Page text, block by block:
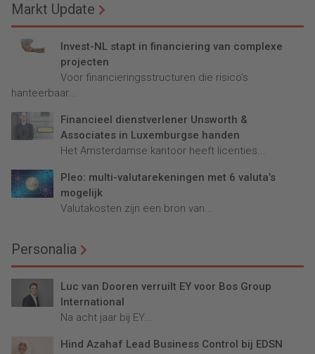
Markt Update
Invest-NL stapt in financiering van complexe
projecten
Voor financieringsstructuren die risico’s
hanteerbaar...
Financieel dienstverlener Unsworth &
Associates in Luxemburgse handen
Het Amsterdamse kantoor heeft licenties...
Pleo: multi-valutarekeningen met 6 valuta’s
mogelijk
Valutakosten zijn een bron van...
Personalia
Luc van Dooren verruilt EY voor Bos Group
International
Na acht jaar bij EY...
Hind Azahaf Lead Business Control bij EDSN